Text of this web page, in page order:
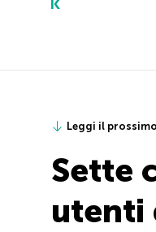
Leggi il
Sette
utenti